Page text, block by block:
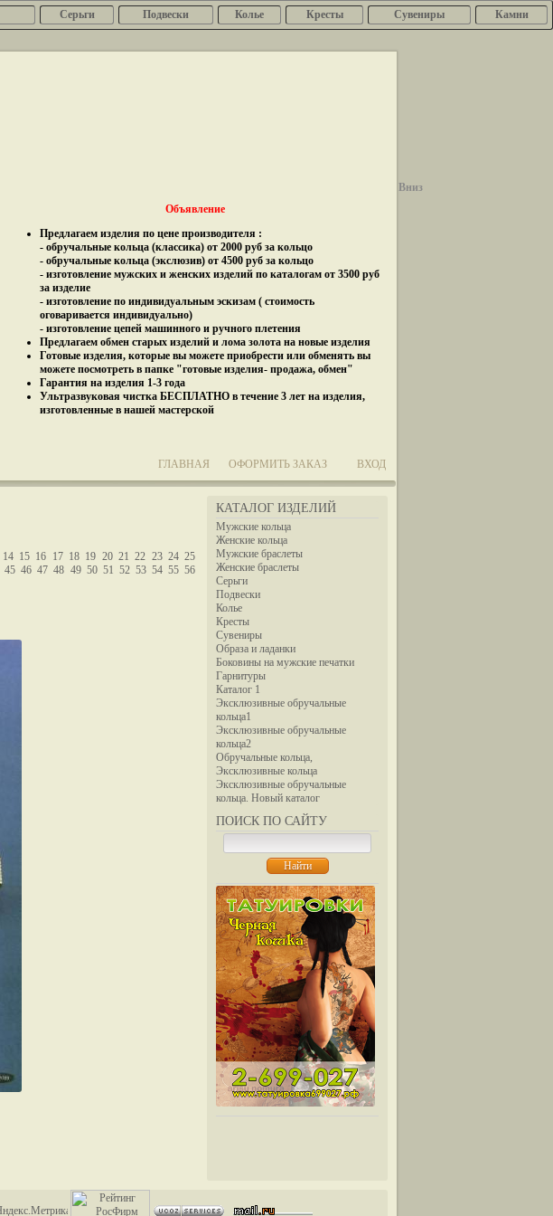
Серьги Подвески Колье Кресты Сувениры Камни
Объявление
Предлагаем изделия по цене производителя :
- обручальные кольца (классика) от 2000 руб за кольцо
- обручальные кольца (экслюзив) от 4500 руб за кольцо
- изготовление мужских и женских изделий по каталогам от 3500 руб
за изделие
- изготовление по индивидуальным эскизам ( стоимость
оговаривается индивидуально)
- изготовление цепей машинного и ручного плетения
Предлагаем обмен старых изделий и лома золота на новые изделия
Готовые изделия, которые вы можете приобрести или обменять вы
можете посмотреть в папке "готовые изделия- продажа, обмен"
Гарантия на изделия 1-3 года
Ультразвуковая чистка БЕСПЛАТНО в течение 3 лет на изделия,
изготовленные в нашей мастерской
ГЛАВНАЯ ОФОРМИТЬ ЗАКАЗ ВХОД
КАТАЛОГ ИЗДЕЛИЙ
Мужские кольца
Женские кольца
Мужские браслеты
Женские браслеты
Серьги
Подвески
Колье
Кресты
Сувениры
Образа и ладанки
Боковины на мужские печатки
Гарнитуры
Каталог 1
Эксклюзивные обручальные
кольца1
Эксклюзивные обручальные
кольца2
Обручальные кольца,
Эксклюзивные кольца
Эксклюзивные обручальные
кольца. Новый каталог
ПОИСК ПО САЙТУ
14 15 16 17 18 19 20 21 22 23 24 25
45 46 47 48 49 50 51 52 53 54 55 56
Вниз